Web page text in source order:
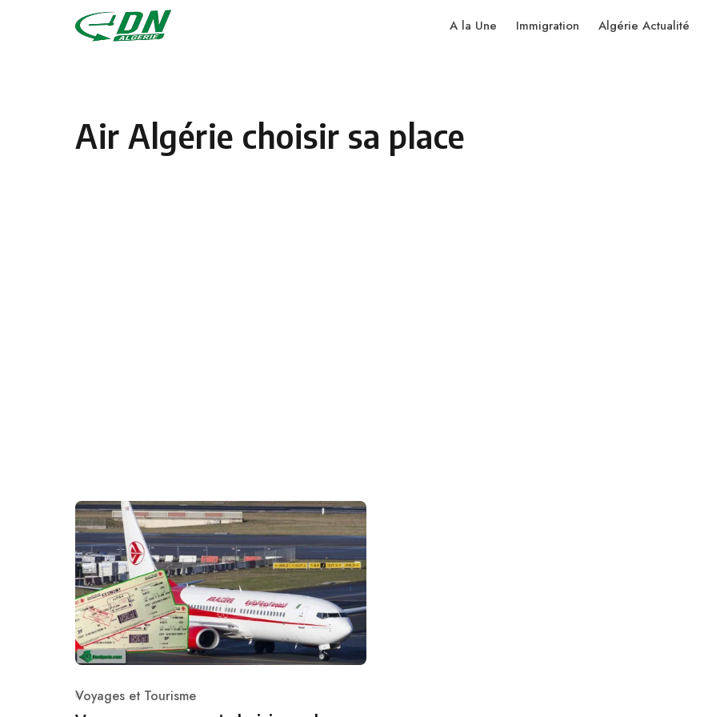
Skip to content
A la Une Immigration Algérie Actualité
Air Algérie choisir sa place
Category
Voyages et Tourisme